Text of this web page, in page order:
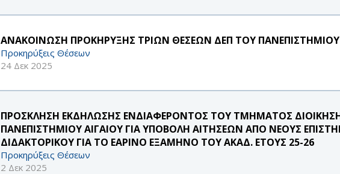
ΑΝΑΚΟΙΝΩΣΗ ΠΡΟΚΗΡΥΞΗΣ ΤΡΙΩΝ ΘΕΣΕΩΝ ΔΕΠ ΤΟΥ ΠΑΝΕΠΙΣΤΗΜΙΟΥ
Προκηρύξεις Θέσεων
24 Δεκ 2025
ΠΡΟΣΚΛΗΣΗ ΕΚΔΗΛΩΣΗΣ ΕΝΔΙΑΦΕΡΟΝΤΟΣ ΤΟΥ ΤΜΗΜΑΤΟΣ
ΠΑΝΕΠΙΣΤΗΜΙΟΥ ΑΙΓΑΙΟΥ ΓΙΑ ΥΠΟΒΟΛΗ ΑΙΤΗΣΕΩΝ ΑΠΟ ΝΕΟΥΣ
ΔΙΔΑΚΤΟΡΙΚΟΥ ΓΙΑ ΤΟ ΕΑΡΙΝΟ ΕΞΑΜΗΝΟ ΤΟΥ ΑΚΑΔ. ΕΤΟΥΣ 25-26
Προκηρύξεις Θέσεων
2 Δεκ 2025